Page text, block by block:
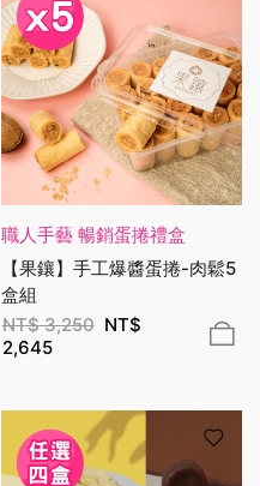
職人手藝 暢銷蛋捲禮盒
【果鑲】手工爆醬蛋捲-肉鬆5
盒組
NT$3,250 NT$
2,645